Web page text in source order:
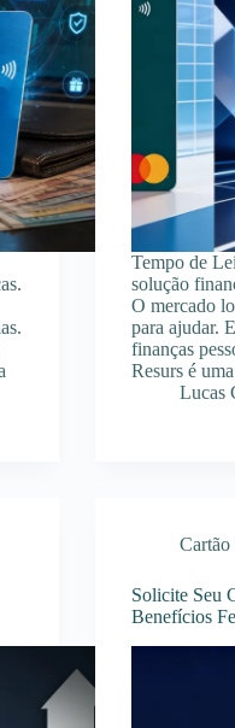
Tempo de
solução
O mercado
para ajudar.
finanças
Resurs é
Lucas
Cartão
Solicite Seu
Benefícios